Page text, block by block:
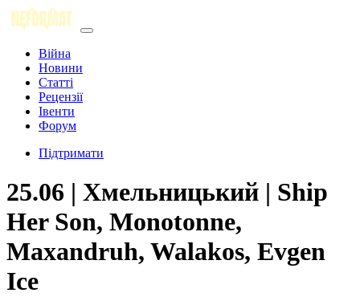
Війна
Новини
Статті
Рецензії
Івенти
Форум
Підтримати
25.06 | Хмельницький | Ship
Her Son, Monotonne,
Maxandruh, Walakos, Evgen
Ice